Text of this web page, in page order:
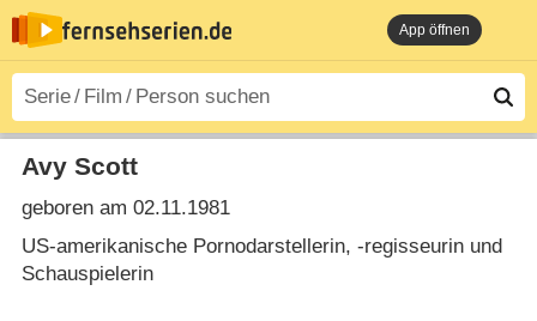
App öffnen
Avy Scott
geboren am 02.11.1981
US-amerikanische Pornodarstellerin, -regisseurin und
Schauspielerin